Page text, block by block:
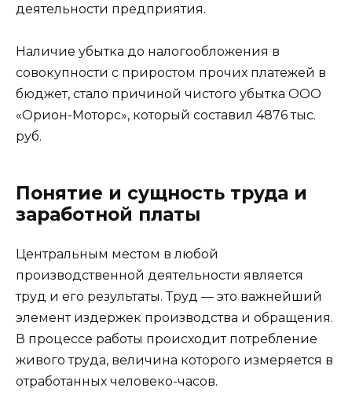
деятельности предприятия.
Наличие убытка до налогообложения в
совокупности с приростом прочих платежей в
бюджет, стало причиной чистого убытка ООО
«Орион-Моторс», который составил 4876 тыс.
руб.
Понятие и сущность труда и
заработной платы
Центральным местом в любой
производственной деятельности является
труд и его результаты. Труд — это важнейший
элемент издержек производства и обращения.
В процессе работы происходит потребление
живого труда, величина которого измеряется в
отработанных человеко-часов.